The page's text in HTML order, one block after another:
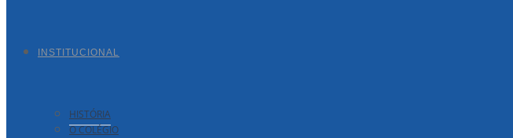
INSTITUCIONAL
HISTÓRIA
O COLÉGIO